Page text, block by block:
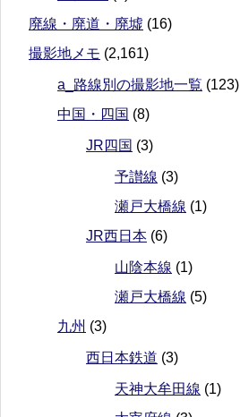
廃線・廃道・廃墟 (16)
撮影地メモ (2,161)
a_路線別の撮影地一覧 (123)
中国・四国 (8)
JR四国 (3)
予讃線 (3)
瀬戸大橋線 (1)
JR西日本 (6)
山陰本線 (1)
瀬戸大橋線 (5)
九州 (3)
西日本鉄道 (3)
天神大牟田線 (1)